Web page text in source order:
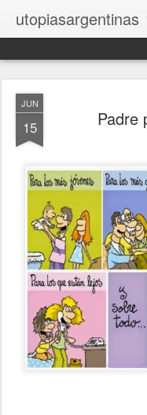
utopiasargentinas
JUN
15 Padre